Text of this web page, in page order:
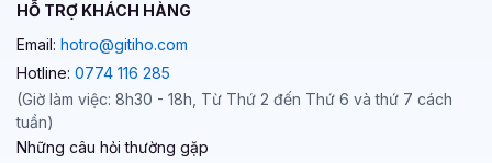
HỖ TRỢ KHÁCH HÀNG
Email: hotro@gitiho.com
Hotline: 0774 116 285
(Giờ làm việc: 8h30 - 18h, Từ Thứ 2 đến Thứ 6 và thứ 7 cách
tuần)
Những câu hỏi thường gặp